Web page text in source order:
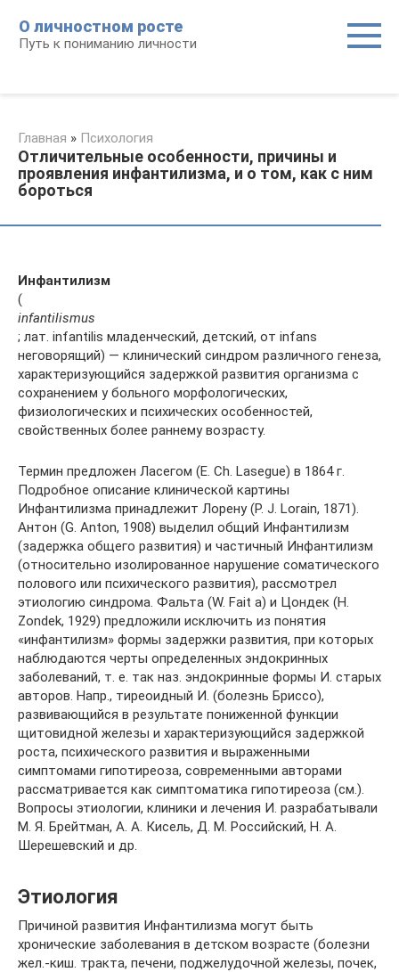
контенту
О личностном росте
Путь к пониманию личности
Главная » Психология
Отличительные особенности, причины и
проявления инфантилизма, и о том, как с ним
бороться
Инфантилизм
(
infantilismus
; лат. infantilis младенческий, детский, от infans
неговорящий) — клинический синдром различного генеза,
характеризующийся задержкой развития организма с
сохранением у больного морфологических,
физиологических и психических особенностей,
свойственных более раннему возрасту.
Термин предложен Ласегом (E. Ch. Lasegue) в 1864 г.
Подробное описание клинической картины
Инфантилизма принадлежит Лорену (P. J. Lorain, 1871).
Антон (G. Anton, 1908) выделил общий Инфантилизм
(задержка общего развития) и частичный Инфантилизм
(относительно изолированное нарушение соматического
полового или психического развития), рассмотрел
этиологию синдрома. Фальта (W. Fait а) и Цондек (Н.
Zondek, 1929) предложили исключить из понятия
«инфантилизм» формы задержки развития, при которых
наблюдаются черты определенных эндокринных
заболеваний, т. е. так наз. эндокринные формы И. старых
авторов. Напр., тиреоидный И. (болезнь Бриссо),
развивающийся в результате пониженной функции
щитовидной железы и характеризующийся задержкой
роста, психического развития и выраженными
симптомами гипотиреоза, современными авторами
рассматривается как симптоматика гипотиреоза (см.).
Вопросы этиологии, клиники и лечения И. разрабатывали
М. Я. Брейтман, А. А. Кисель, Д. М. Российский, Н. А.
Шерешевский и др.
Этиология
Причиной развития Инфантилизма могут быть
хронические заболевания в детском возрасте (болезни
жел.-киш. тракта, печени, поджелудочной железы, почек,